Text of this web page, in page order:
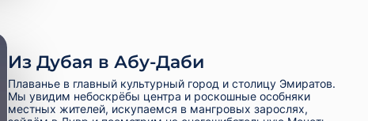
Из Дубая в Абу-Даби
Плаванье в главный культурный город и столицу Эмиратов.
Мы увидим небоскрёбы центра и роскошные особняки
местных жителей, искупаемся в мангровых зарослях,